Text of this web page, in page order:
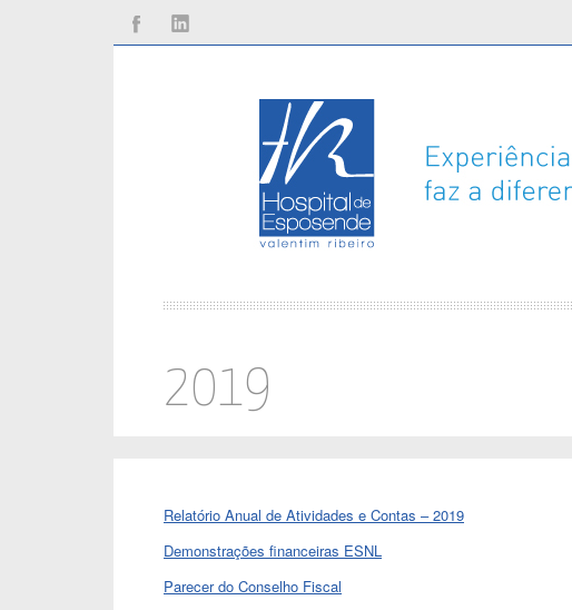
Facebook
2019
Relatório Anual de Atividades e Contas – 2019
Demonstrações financeiras ESNL
Parecer do Conselho Fiscal